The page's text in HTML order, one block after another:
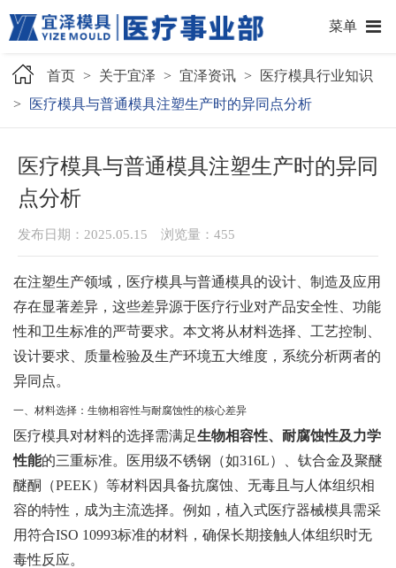
菜单
首页 > 关于宜泽 > 宜泽资讯 >
医疗模具行业知识
>
医疗模具与普通模具注塑生产时的异同点分析
医疗模具与普通模具注塑生产时的异同
点分析
发布日期：2025.05.15 浏览量： 455
在注塑生产领域，医疗模具与普通模具的设计、制造及应用
存在显著差异，这些差异源于医疗行业对产品安全性、功能
性和卫生标准的严苛要求。本文将从材料选择、工艺控制、
设计要求、质量检验及生产环境五大维度，系统分析两者的
异同点。
一、材料选择：生物相容性与耐腐蚀性的核心差异
医疗模具对材料的选择需满足生物相容性、耐腐蚀性及力学
性能的三重标准。医用级不锈钢（如316L）、钛合金及聚醚
醚酮（PEEK）等材料因具备抗腐蚀、无毒且与人体组织相
容的特性，成为主流选择。例如，植入式医疗器械模具需采
用符合ISO 10993标准的材料，确保长期接触人体组织时无
毒性反应。